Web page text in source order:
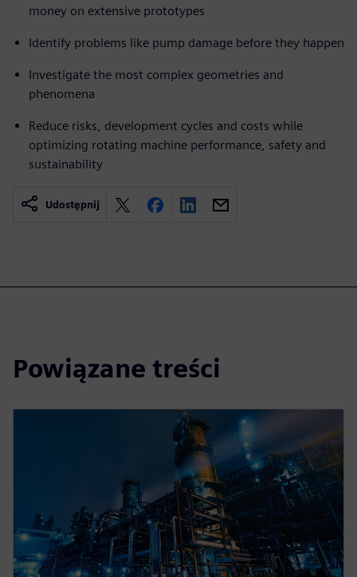
money on extensive prototypes
Identify problems like pump damage before they happen
Investigate the most complex geometries and
phenomena
Reduce risks, development cycles and costs while
optimizing rotating machine performance, safety and
sustainability
Udostępnij
Powiązane treści